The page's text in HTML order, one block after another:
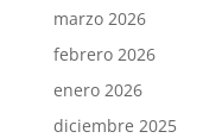
marzo 2026
febrero 2026
enero 2026
diciembre 2025